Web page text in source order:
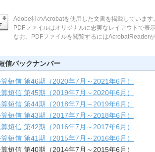
Adobe社のAcrobatを使用した文書を掲載しています。
PDFファイルはオリジナルに忠実なレイアウトで表
なお、PDFファイルを閲覧するにはAcrobatReaderが
信バックナンバー
短信 第46期（2020年7月～2021年6月）
短信 第45期（2019年7月～2020年6月）
短信 第44期（2018年7月～2019年6月）
短信 第43期（2017年7月～2018年6月）
短信 第42期（2016年7月～2017年6月）
短信 第41期（2015年7月～2016年6月）
短信 第40期（2014年7月～2015年6月）